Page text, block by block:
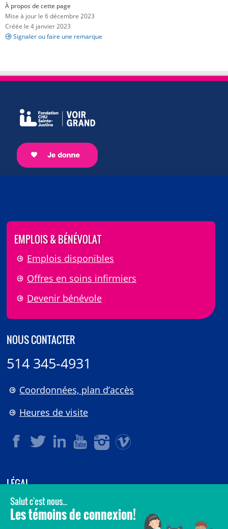
À propos de cette page
Mise à jour le 6 décembre 2023
Créée le 4 janvier 2023
Signaler ou faire une remarque
EMPLOIS & BÉNÉVOLAT
Emplois disponibles
Offres en soins infirmiers
Devenir bénévole
NOUS CONTACTER
514 345-4931
Coordonnées, plan d’accès
Heures de visite
LÉGAL
© 2006-2026CHU Sainte-Justine.
Tous droits réservés.
Crédits